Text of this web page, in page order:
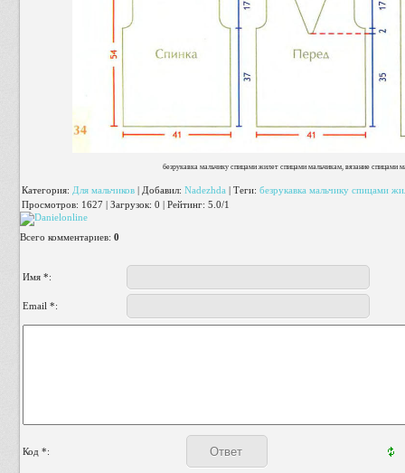
безрукавка мальчику спицами жилет спицами мальчикам, вязание спицами
Категория: Для мальчиков | Добавил: Nadezhda | Теги: безрукавка мальчику спицами
Просмотров: 1627 | Загрузок: 0 | Рейтинг: 5.0/1
Всего комментариев: 0
Имя *:
Email *:
Код *: